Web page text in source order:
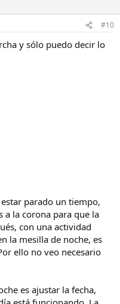
#10
y sólo puedo decir lo
parado un tiempo,
a la corona para que la
con una actividad
la mesilla de noche, es
ello no veo necesario
es ajustar la fecha,